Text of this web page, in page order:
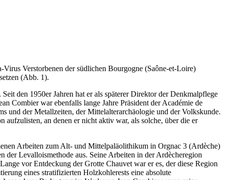
Virus Verstorbenen der südlichen Bourgogne (Saône-et-Loire)
(Abb. 1).
den 1950er Jahren hat er als späterer Direktor der Denkmalpflege
Combier war ebenfalls lange Jahre Präsident der Académie de
und der Metallzeiten, der Mittelalterarchäologie und der Volkskunde.
aufzulisten, an denen er nicht aktiv war, als solche, über die er
Arbeiten zum Alt- und Mittelpaläolithikum in Orgnac 3 (Ardèche)
der Levalloismethode aus. Seine Arbeiten in der Ardècheregion
vor Entdeckung der Grotte Chauvet war er es, der diese Region
eines stratifizierten Holzkohlerests eine absolute